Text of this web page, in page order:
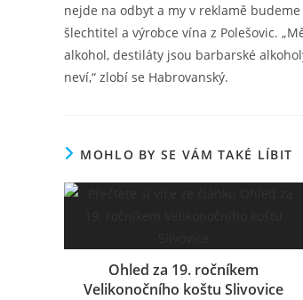
nejde na odbyt a my v reklamě
šlechtitel a výrobce vína z Polešovic.
alkohol, destiláty jsou barbarské
neví,“ zlobí se Habrovanský.
MOHLO BY SE VÁM TAKÉ LÍBIT
Ohled za 19. ročníkem
Velikonočního koštu Slivovice